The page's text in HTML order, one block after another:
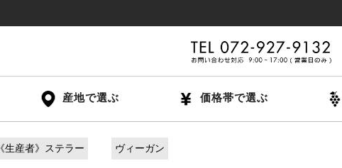
産地で選ぶ 価格帯で選ぶ
《生産者》ステラー ヴィーガン